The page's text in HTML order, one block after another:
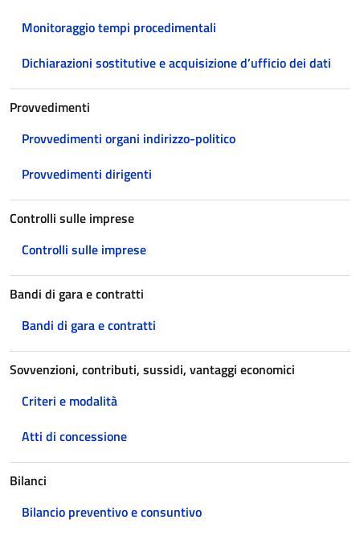
Monitoraggio tempi procedimentali
Dichiarazioni sostitutive e acquisizione d’ufficio dei dati
Provvedimenti
Provvedimenti organi indirizzo-politico
Provvedimenti dirigenti
Controlli sulle imprese
Controlli sulle imprese
Bandi di gara e contratti
Bandi di gara e contratti
Sovvenzioni, contributi, sussidi, vantaggi economici
Criteri e modalità
Atti di concessione
Bilanci
Bilancio preventivo e consuntivo